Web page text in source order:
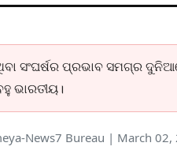
ସଂଘର୍ଷର ପ୍ରଭାବ ସମଗ୍ର
ଭାରତୀୟ।
News7 Bureau | March 02,